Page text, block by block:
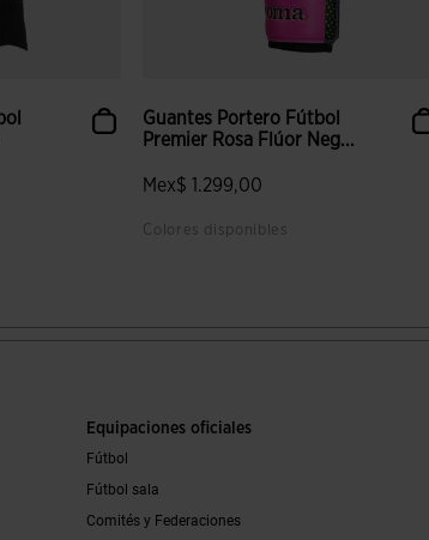
de clientes
Guantes Portero Fútbol
Premier Rosa Flúor Neg...
Mex$ 1.299,00
Colores disponibles
3.6 sobre 5 de valoración de clientes
Equipaciones oficiales
Fútbol
Fútbol sala
Comités y Federaciones